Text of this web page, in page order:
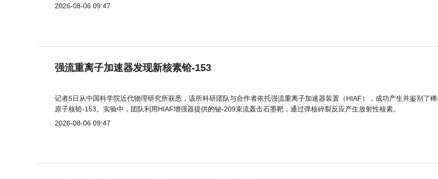
2026-08-06 09:47
强流重离子加速器发现新核素铪-153
记者5日从中国科学院近代物理研究所获悉，该所科研团队与合作者依托强流重离子加速器装置（HIAF），成功产生并鉴别了
原子核铪-153。实验中，团队利用HIAF增强器提供的铋-209束流轰击石墨靶，通过弹核碎裂反应产生放射性核素。
2026-08-06 09:47